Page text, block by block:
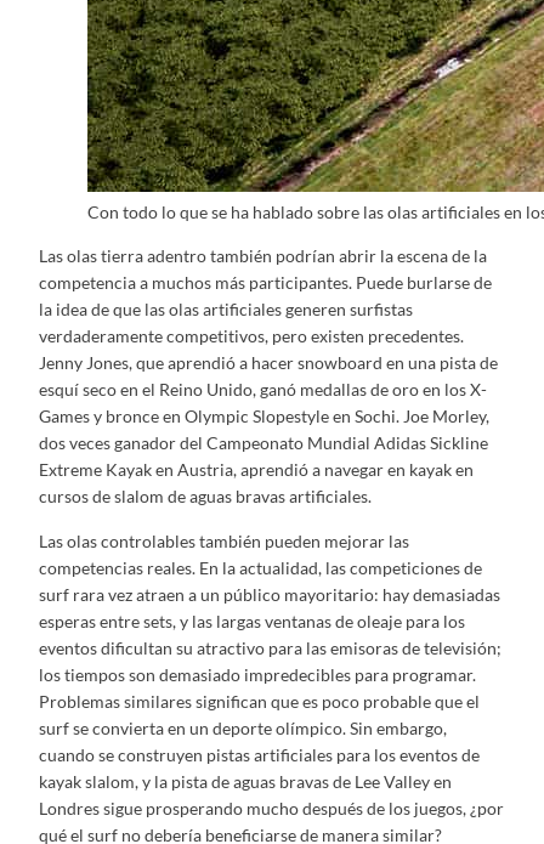
Con todo lo que se ha hablado sobre las olas artificiales en
Las olas tierra adentro también podrían abrir la escena de la
competencia a muchos más participantes. Puede burlarse de
la idea de que las olas artificiales generen surfistas
verdaderamente competitivos, pero existen precedentes.
Jenny Jones, que aprendió a hacer snowboard en una pista de
esquí seco en el Reino Unido, ganó medallas de oro en los X-
Games y bronce en Olympic Slopestyle en Sochi. Joe Morley,
dos veces ganador del Campeonato Mundial Adidas Sickline
Extreme Kayak en Austria, aprendió a navegar en kayak en
cursos de slalom de aguas bravas artificiales.
Las olas controlables también pueden mejorar las
competencias reales. En la actualidad, las competiciones de
surf rara vez atraen a un público mayoritario: hay demasiadas
esperas entre sets, y las largas ventanas de oleaje para los
eventos dificultan su atractivo para las emisoras de televisión;
los tiempos son demasiado impredecibles para programar.
Problemas similares significan que es poco probable que el
surf se convierta en un deporte olímpico. Sin embargo,
cuando se construyen pistas artificiales para los eventos de
kayak slalom, y la pista de aguas bravas de Lee Valley en
Londres sigue prosperando mucho después de los juegos, ¿por
qué el surf no debería beneficiarse de manera similar?